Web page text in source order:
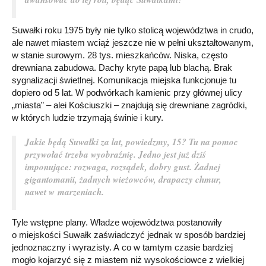
Suwałki roku 1975 były nie tylko stolicą województwa in crudo,
ale nawet miastem wciąż jeszcze nie w pełni ukształtowanym,
w stanie surowym. 28 tys. mieszkańców. Niska, często
drewniana zabudowa. Dachy kryte papą lub blachą. Brak
sygnalizacji świetlnej. Komunikacja miejska funkcjonuje tu
dopiero od 5 lat. W podwórkach kamienic przy głównej ulicy
„miasta” – alei Kościuszki – znajdują się drewniane zagródki,
w których ludzie trzymają świnie i kury.
Jakie będą Suwałki za lat, powiedzmy, 15? Tu na pomoc
przywołać trzeba wyobraźnię. Jedno jest już dziś
imponujące: rozwaga, rozsądek, dobry gust. Żadnej
gigantomanii, żadnych wieżowców, drapaczy chmur,
nawet w marzeniach.
Tyle wstępne plany. Władze województwa postanowiły
o miejskości Suwałk zaświadczyć jednak w sposób bardziej
jednoznaczny i wyrazisty. A co w tamtym czasie bardziej
mogło kojarzyć się z miastem niż wysokościowce z wielkiej